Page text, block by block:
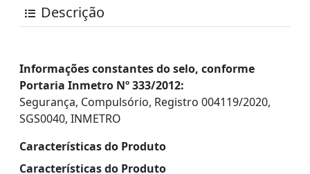
Descrição
Informações constantes do selo, conforme
Portaria Inmetro Nº 333/2012:
Segurança, Compulsório, Registro 004119/2020,
SGS0040, INMETRO
Características do Produto
Características do Produto